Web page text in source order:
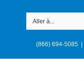
Aller à...
(866) 694-5085